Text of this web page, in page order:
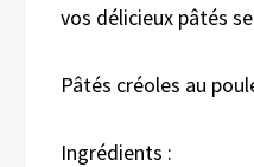
vos délicieux pâtés
Pâtés créoles au
Ingrédients :